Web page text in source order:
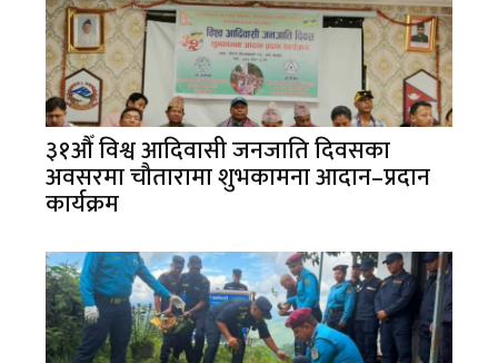
३१औँ विश्व आदिवासी जनजाति दिवसका
अवसरमा चौतारामा शुभकामना आदान–प्रदान
कार्यक्रम